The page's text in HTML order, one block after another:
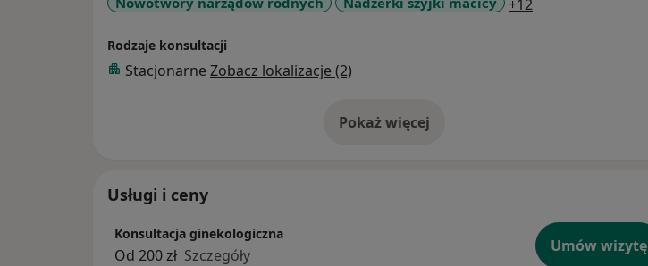
+12
Rodzaje konsultacji
Stacjonarne Zobacz lokalizacje (2)
Pokaż więcejo doświadczeniu
Usługi i ceny
Konsultacja ginekologiczna
Od 200 zł Szczegóły Umów wizytę